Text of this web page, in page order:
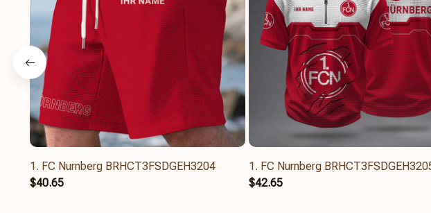
1. FC Nurnberg BRHCT3FSDGEH3204
$40.65
1. FC Nurnberg
$42.65